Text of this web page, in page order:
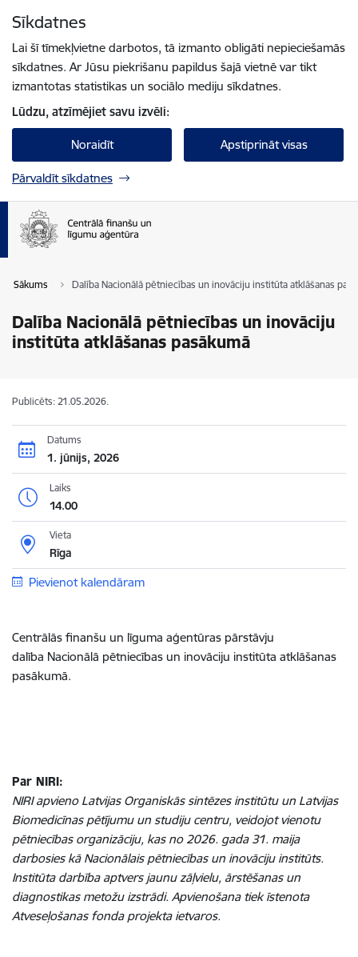
Sīkdatnes
Lai šī tīmekļvietne darbotos, tā izmanto obligāti nepieciešamās
sīkdatnes. Ar Jūsu piekrišanu papildus šajā vietnē var tikt
izmantotas statistikas un sociālo mediju sīkdatnes.
Lūdzu, atzīmējiet savu izvēli:
Noraidīt Apstiprināt visas
Pārvaldīt sīkdatnes
Sākums Dalība Nacionālā pētniecības un inovāciju institūta atklāšanas
Dalība Nacionālā pētniecības un inovāciju
institūta atklāšanas pasākumā
Publicēts: 21.05.2026.
Datums
1. jūnijs, 2026
Laiks
14.00
Vieta
Rīga
Pievienot kalendāram
Centrālās finanšu un līguma aģentūras pārstāvju
dalība Nacionālā pētniecības un inovāciju institūta atklāšanas
pasākumā.
Par NIRI:
NIRI apvieno Latvijas Organiskās sintēzes institūtu un Latvijas
Biomedicīnas pētījumu un studiju centru, veidojot vienotu
pētniecības organizāciju, kas no 2026. gada 31. maija
darbosies kā Nacionālais pētniecības un inovāciju institūts.
Institūta darbība aptvers jaunu zāļvielu, ārstēšanas un
diagnostikas metožu izstrādi. Apvienošana tiek īstenota
Atveseļošanas fonda projekta ietvaros.